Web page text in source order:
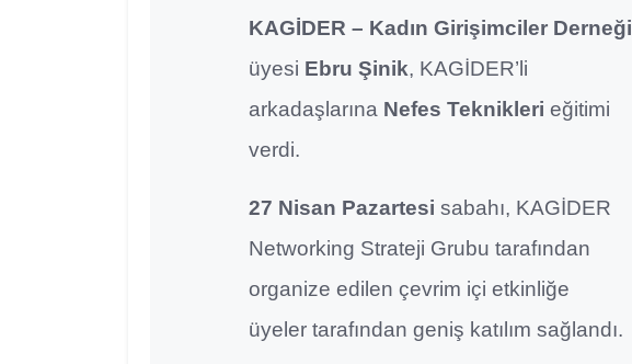
KAGİDER – Kadın Girişimciler Derneği
üyesi Ebru Şinik, KAGİDER’li
arkadaşlarına Nefes Teknikleri eğitimi
verdi.
27 Nisan Pazartesi sabahı, KAGİDER
Networking Strateji Grubu tarafından
organize edilen çevrim içi etkinliğe
üyeler tarafından geniş katılım sağlandı.